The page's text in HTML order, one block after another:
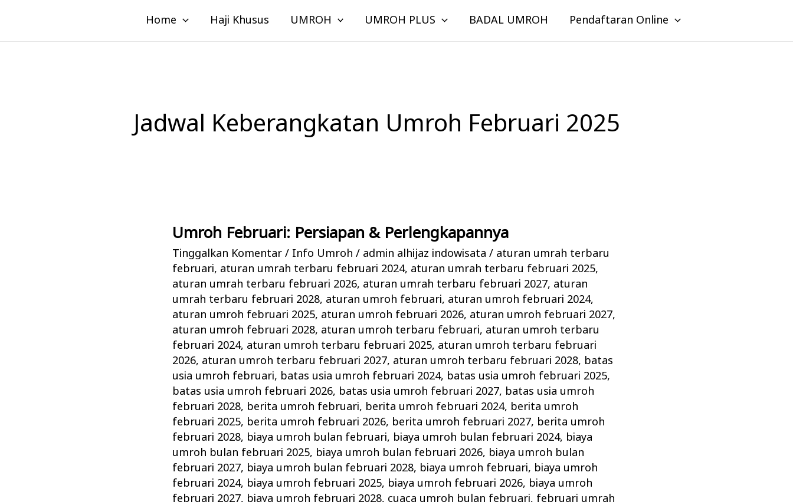
konten
Home Haji Khusus UMROH UMROH PLUS BADAL UMROH Pendaftaran Online
Jadwal Keberangkatan Umroh Februari 2025
Umroh Februari: Persiapan & Perlengkapannya
Tinggalkan Komentar / Info Umroh / admin alhijaz indowisata/ aturan umrah terbaru
februari, aturan umrah terbaru februari 2024, aturan umrah terbaru februari 2025,
aturan umrah terbaru februari 2026, aturan umrah terbaru februari 2027, aturan
umrah terbaru februari 2028, aturan umroh februari, aturan umroh februari 2024,
aturan umroh februari 2025, aturan umroh februari 2026, aturan umroh februari 2027,
aturan umroh februari 2028, aturan umroh terbaru februari, aturan umroh terbaru
februari 2024, aturan umroh terbaru februari 2025, aturan umroh terbaru februari
2026, aturan umroh terbaru februari 2027, aturan umroh terbaru februari 2028, batas
usia umroh februari, batas usia umroh februari 2024, batas usia umroh februari 2025,
batas usia umroh februari 2026, batas usia umroh februari 2027, batas usia umroh
februari 2028, berita umroh februari, berita umroh februari 2024, berita umroh
februari 2025, berita umroh februari 2026, berita umroh februari 2027, berita umroh
februari 2028, biaya umroh bulan februari, biaya umroh bulan februari 2024, biaya
umroh bulan februari 2025, biaya umroh bulan februari 2026, biaya umroh bulan
februari 2027, biaya umroh bulan februari 2028, biaya umroh februari, biaya umroh
februari 2024, biaya umroh februari 2025, biaya umroh februari 2026, biaya umroh
Umroh
Februari:
Persiapan
&
Perlengkapannya